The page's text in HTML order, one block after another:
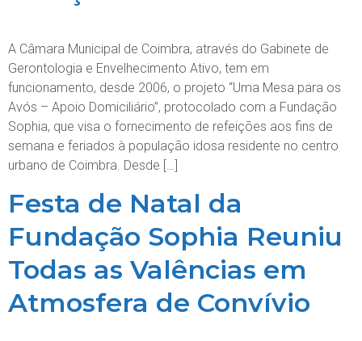
A Câmara Municipal de Coimbra, através do Gabinete de
Gerontologia e Envelhecimento Ativo, tem em
funcionamento, desde 2006, o projeto “Uma Mesa para os
Avós – Apoio Domiciliário”, protocolado com a Fundação
Sophia, que visa o fornecimento de refeições aos fins de
semana e feriados à população idosa residente no centro
urbano de Coimbra. Desde […]
Festa de Natal da
Fundação Sophia Reuniu
Todas as Valências em
Atmosfera de Convívio